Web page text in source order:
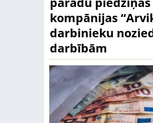
kompānijas
darbinieku
darbībām